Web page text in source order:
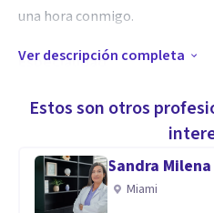
una hora conmigo.
Especialidad
Soy cercana con mis
acuerdo a sus necesidades, mi
Ver descripción completa
Estos son otros
Sandra
Miami